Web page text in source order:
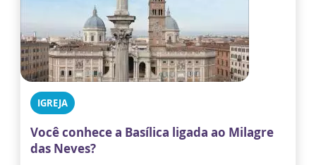
IGREJA
Você conhece a Basílica ligada ao Milagre
das Neves?